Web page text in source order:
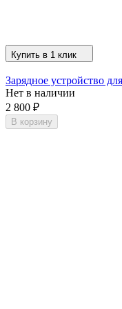
Купить в 1 клик
Зарядное устройство
Нет в наличии
2 800 ₽
В корзину